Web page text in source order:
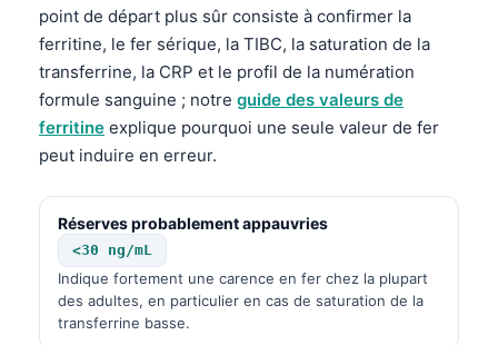
point de départ plus sûr consiste à confirmer la
ferritine, le fer sérique, la TIBC, la saturation de la
transferrine, la CRP et le profil de la numération
formule sanguine ; notre guide des valeurs de
ferritine explique pourquoi une seule valeur de fer
peut induire en erreur.
Réserves probablement appauvries
<30 ng/mL
Indique fortement une carence en fer chez la plupart
des adultes, en particulier en cas de saturation de la
transferrine basse.